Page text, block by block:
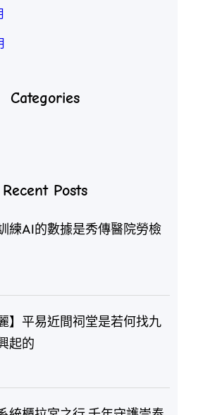
Categories
Recent Posts
練AI的數據是秀傳醫院勞檢
】平易近間祠堂是若何找九
起的